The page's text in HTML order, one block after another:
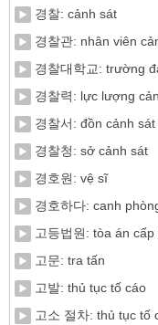
경찰: cảnh sát
경찰관: nhân viên
경찰대학교: trường
경찰력: lực lượng
경찰서: đồn cảnh sát
경찰청: sở cảnh sát
경호원: vệ sĩ
경호하다: canh
고등법원: tòa án cấp
고문: tra tấn
고발: thủ tục tố cáo
고소 절차: thủ tục tố